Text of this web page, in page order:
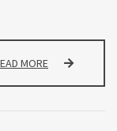
MORE KONCERT